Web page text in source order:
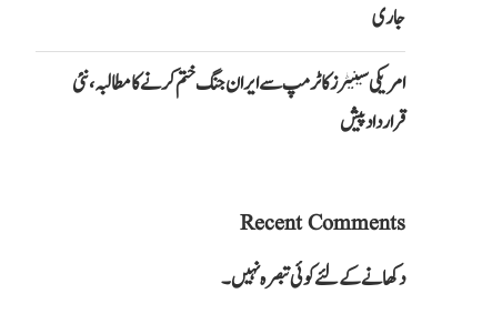
جاری
امریکی سینیٹرز کا ٹرمپ سے ایران جنگ ختم کرنے کا مطالبہ، نئی
قرارداد پیش
Recent Comments
دکھانے کے لئے کوئی تبصرہ نہیں۔